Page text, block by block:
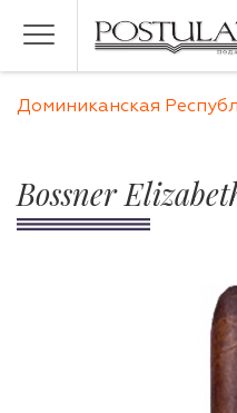
Доминиканская
Bossner